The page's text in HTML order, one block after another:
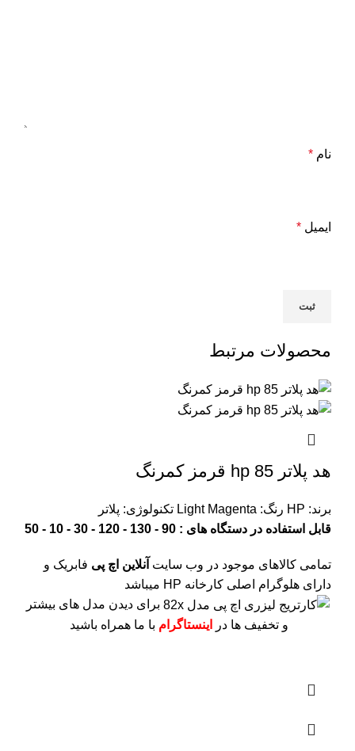
نام *
ایمیل *
محصولات مرتبط
هد پلاتر 85 hp قرمز کمرنگ
برند: HP رنگ: Light Magenta
تکنولوژی: پلاتر
قابل استفاده در دستگاه های : 90 - 130 - 120 - 30 - 10 - 50
تمامی کالاهای موجود در وب سایت آنلاین اچ پی فابریک و
دارای هلوگرام اصلی کارخانه HP میباشد
برای دیدن مدل های بیشتر
و تخفیف ها در
اینستاگرام با ما همراه باشید